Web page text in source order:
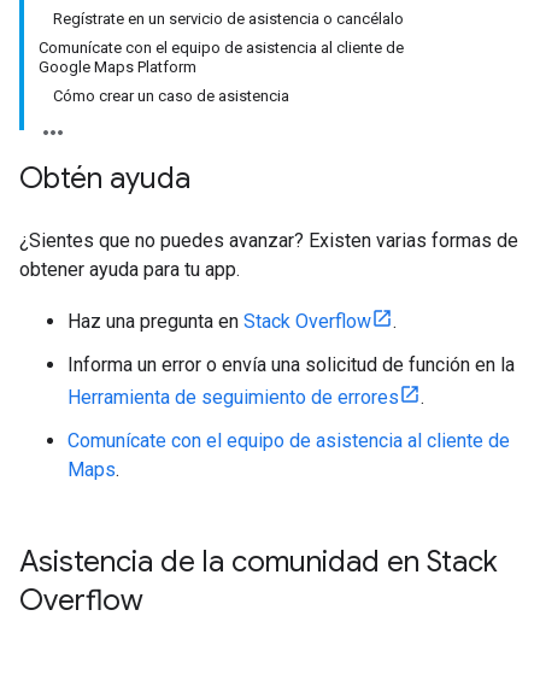
Regístrate en un servicio de asistencia o cancélalo
Comunícate con el equipo de asistencia al cliente de
Google Maps Platform
Cómo crear un caso de asistencia
Obtén ayuda
¿Sientes que no puedes avanzar? Existen varias formas de
obtener ayuda para tu app.
Haz una pregunta en Stack Overflow
.
Informa un error o envía una solicitud de función en la
Herramienta de seguimiento de errores
.
Comunícate con el equipo de asistencia al cliente de
Maps.
Asistencia de la comunidad en Stack
Overflow